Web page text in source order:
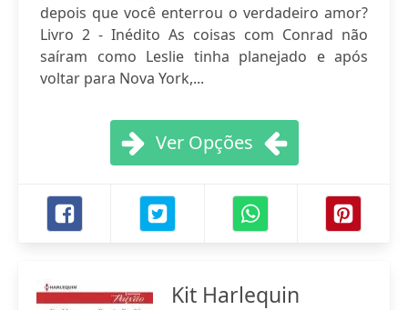
depois que você enterrou o verdadeiro amor?
Livro 2 - Inédito As coisas com Conrad não
saíram como Leslie tinha planejado e após
voltar para Nova York,...
Ver Opções
Kit Harlequin